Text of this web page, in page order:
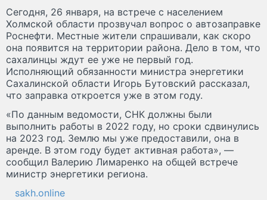
Сегодня, 26 января, на встрече с населением
Холмской области прозвучал вопрос о автозаправке
Роснефти. Местные жители спрашивали, как скоро
она появится на территории района. Дело в том, что
сахалинцы ждут ее уже не первый год.
Исполняющий обязанности министра энергетики
Сахалинской области Игорь Бутовский рассказал,
что заправка откроется уже в этом году.
«По данным ведомости, СНК должны были
выполнить работы в 2022 году, но сроки сдвинулись
на 2023 год. Землю мы уже предоставили, она в
аренде. В этом году будет активная работа», —
сообщил Валерию Лимаренко на общей встрече
министр энергетики региона.
sakh.online